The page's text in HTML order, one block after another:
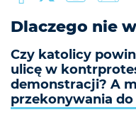
Dlaczego nie
Czy katolicy
ulicę w
demonstracji? A
przekonywania